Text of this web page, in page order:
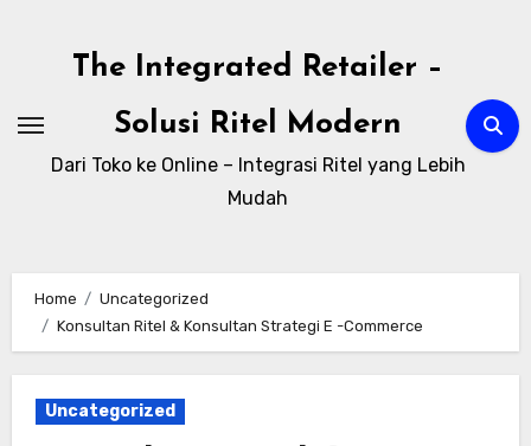
The Integrated Retailer –
Solusi Ritel Modern
Dari Toko ke Online – Integrasi Ritel yang Lebih
Mudah
Home
Uncategorized
Konsultan Ritel & Konsultan Strategi E -Commerce
Uncategorized